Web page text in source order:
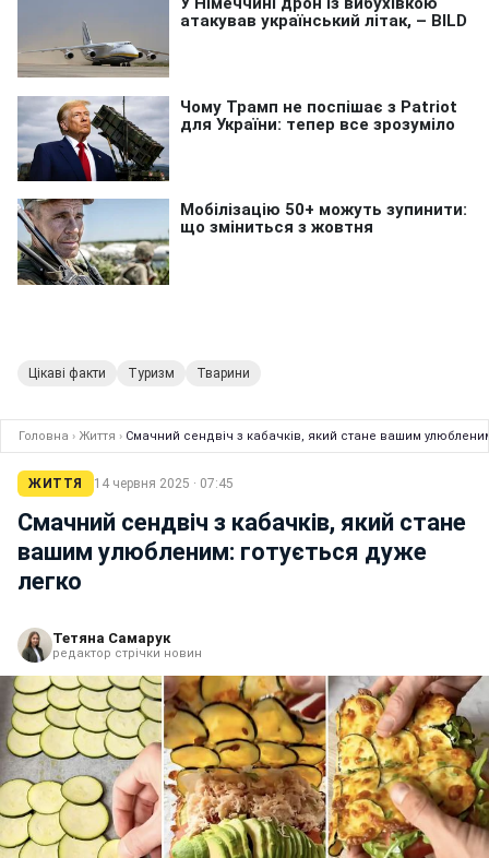
Цікаві факти Туризм Тварини
Головна › Життя › Смачний сендвіч з кабачків, який стане вашим
ЖИТТЯ 14 червня 2025 · 07:45
Смачний сендвіч з кабачків, який стане
вашим улюбленим: готується дуже
легко
Тетяна Самарук
редактор стрічки новин